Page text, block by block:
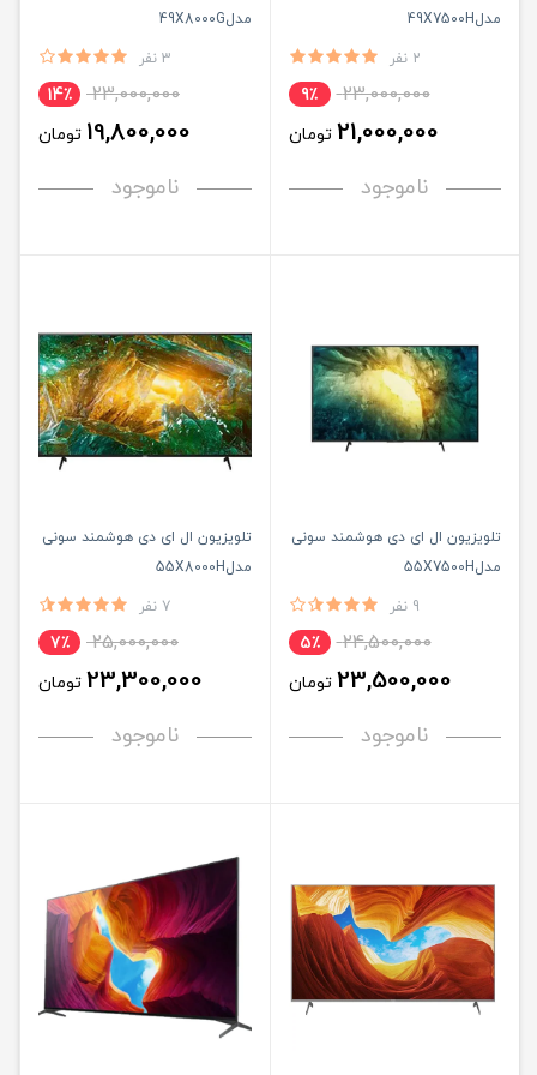
مدل49X7500H
2 نفر
23,000,000 9٪
21,000,000 تومان
ناموجود
مدل49X8000G
3 نفر
23,000,000 14٪
19,800,000 تومان
ناموجود
تلویزیون ال ای دی هوشمند سونی
مدل55X7500H
9 نفر
24,500,000 5٪
23,500,000 تومان
ناموجود
تلویزیون ال ای دی هوشمند سونی
مدل55X8000H
7 نفر
25,000,000 7٪
23,300,000 تومان
ناموجود